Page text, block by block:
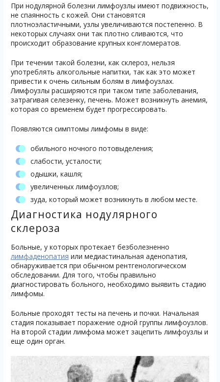
При нодулярной болезни лимфоузлы имеют подвижность,
не спаянность с кожей. Они становятся
плотноэластичными, узлы увеличиваются постепенно. В
некоторых случаях они так плотно сливаются, что
происходит образование крупных конгломератов.
При течении такой болезни, как склероз, нельзя
употреблять алкогольные напитки, так как это может
привести к очень сильным болям в лимфоузлах.
Лимфоузлы расширяются при таком типе заболевания,
затрагивая селезенку, печень. Может возникнуть анемия,
которая со временем будет прогрессировать.
Появляются симптомы лимфомы в виде:
обильного ночного потовыделения;
слабости, усталости;
одышки, кашля;
увеличенных лимфоузлов;
зуда, который может возникнуть в любом месте.
Диагностика нодулярного
склероза
Больные, у которых протекает безболезненно
лимфаденопатия или медиастинальная аденопатия,
обнаруживается при обычном рентгенологическом
обследовании. Для того, чтобы правильно
диагностировать больного, необходимо выявить стадию
лимфомы.
Больные проходят тесты на печень и почки. Начальная
стадия показывает поражение одной группы лимфоузлов.
На второй стадии лимфома может зацепить лимфоузлы и
еще один орган.